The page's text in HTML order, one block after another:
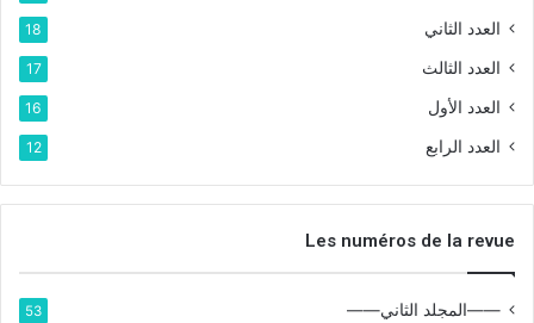
العدد الثاني 18
العدد الثالث 17
العدد الأول 16
العدد الرابع 12
Les numéros de la revue
——المجلد الثاني—— 53